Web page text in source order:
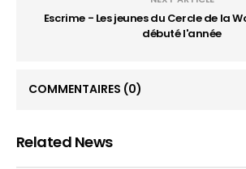
Escrime - Les jeunes du Cercle de la
débuté l'année
COMMENTAIRES (0)
Related News